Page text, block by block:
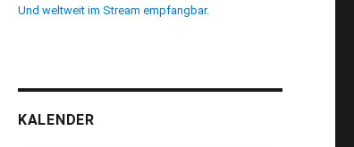
Und weltweit im Stream empfangbar.
KALENDER